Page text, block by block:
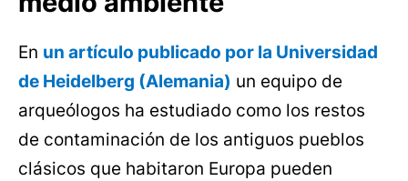
En un artículo publicado por la Universidad
de Heidelberg (Alemania) un equipo de
arqueólogos ha estudiado como los restos
de contaminación de los antiguos pueblos
clásicos que habitaron Europa pueden